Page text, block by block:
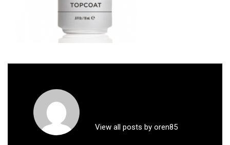
View all posts by oren85